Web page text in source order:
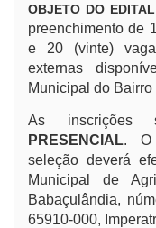
OBJETO DO EDITAL
preenchimento de
e 20 (vinte)
externas
Municipal do Bairro
As inscrições
PRESENCIAL. O
seleção deverá
Municipal de
Babaçulândia,
65910-000,